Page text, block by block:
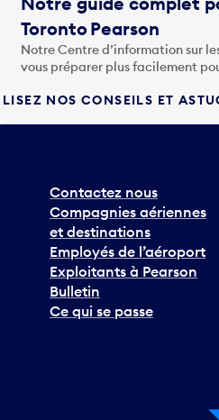
Toronto Pearson
Notre Centre d’information sur
vous préparer plus facilement
LISEZ NOS CONSEILS ET
Contactez nous
Compagnies aériennes
et destinations
Employés de l’aéroport
Exploitants à Pearson
Bulletin
Ce qui se passe